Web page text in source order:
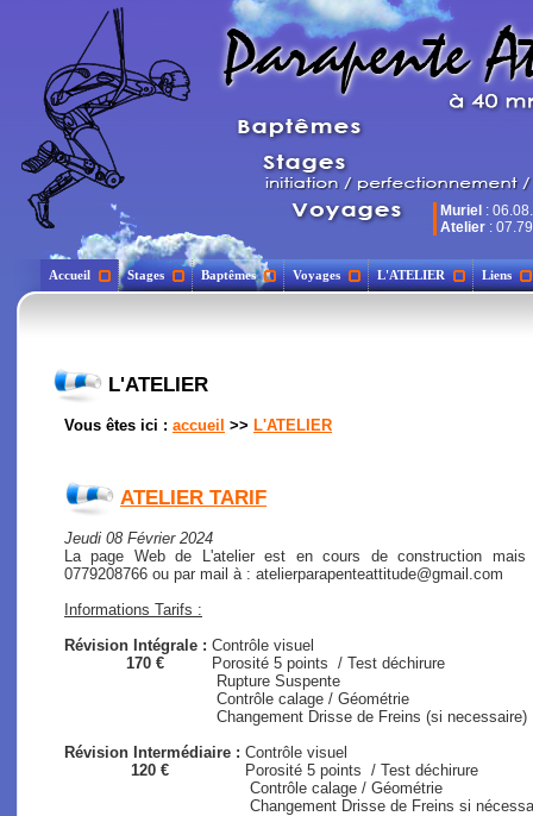
Muriel :
Atelier :
Accueil Stages Baptêmes Voyages L'ATELIER Liens
L'ATELIER
Vous êtes ici : accueil >> L'ATELIER
ATELIER TARIF
Jeudi 08 Février 2024
La page Web de L'atelier est en cours de construction
0779208766 ou par mail à : atelierparapenteattitude@gmail.com
Informations Tarifs :
Révision Intégrale : Contrôle visuel
170 € Porosité 5 points / Test déchirure
Rupture Suspente
Contrôle calage / Géométrie
Changement Drisse de Freins (si necessaire)
Révision Intermédiaire : Contrôle visuel
120 € Porosité 5 points / Test déchirure
Contrôle calage / Géométrie
Changement Drisse de Freins si nécessaire